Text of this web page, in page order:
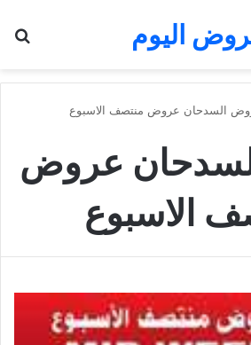
اليوم
السدحان عروض منتصف الاسبوع
عروض
الاسبوع